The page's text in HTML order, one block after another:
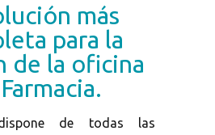
más
para la
de la oficina
de todas las